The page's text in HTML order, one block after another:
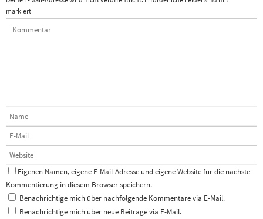
ö
f
f
e
ö
f
markiert
Eigenen Namen, eigene E-Mail-Adresse und eigene Website für die nächste
Kommentierung in diesem Browser speichern.
Benachrichtige mich über nachfolgende Kommentare via E-Mail.
Benachrichtige mich über neue Beiträge via E-Mail.